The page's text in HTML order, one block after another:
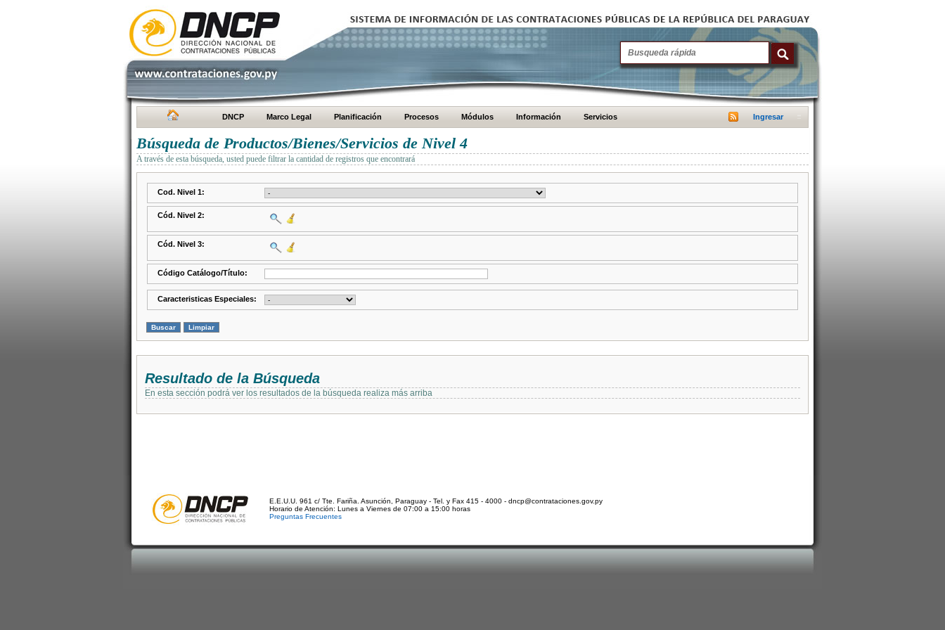
DNCP Marco Legal Planificación Procesos Módulos Información Servicios Ingresar
Búsqueda de Productos/Bienes/Servicios de Nivel 4
A través de esta búsqueda, usted puede filtrar la cantidad de registros que encontrará
Cod. Nivel 1:
Cód. Nivel 2:
Cód. Nivel 3:
Código Catálogo/Título:
Caracteristicas Especiales:
Resultado de la Búsqueda
En esta sección podrá ver los resultados de la búsqueda realiza más arriba
E.E.U.U. 961 c/ Tte. Fariña. Asunción, Paraguay - Tel. y Fax 415 - 4000 - dncp@contrataciones.gov.py
Horario de Atención: Lunes a Viernes de 07:00 a 15:00 horas
Preguntas Frecuentes